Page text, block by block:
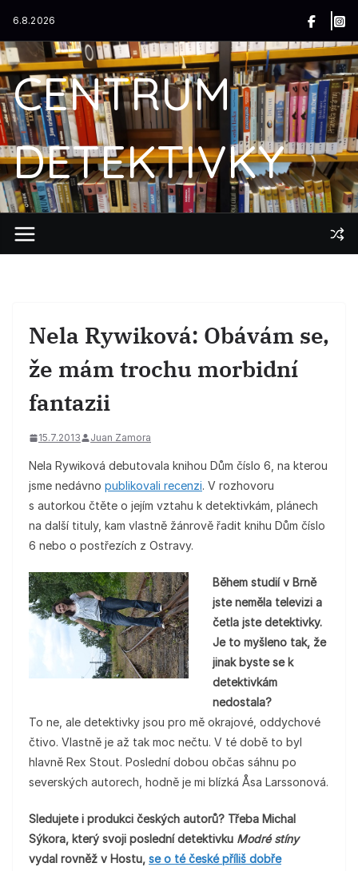
obsah
6.8.2026
CENTRUM
DETEKTIVKY
Nela Rywiková: Obávám se,
že mám trochu morbidní
fantazii
15.7.2013 Juan Zamora
Nela Rywiková debutovala knihou Dům číslo 6, na kterou
jsme nedávno publikovali recenzi. V rozhovoru
s autorkou čtěte o jejím vztahu k detektivkám, plánech
na další tituly, kam vlastně žánrově řadit knihu Dům číslo
6 nebo o postřezích z Ostravy.
Během studií v Brně
jste neměla televizi a
četla jste detektivky.
Je to myšleno tak, že
jinak byste se k
detektivkám
nedostala?
To ne, ale detektivky jsou pro mě okrajové, oddychové
čtivo. Vlastně je až tak moc nečtu. V té době to byl
hlavně Rex Stout. Poslední dobou občas sáhnu po
severských autorech, hodně je mi blízká Åsa Larssonová.
Sledujete i produkci českých autorů? Třeba Michal
Sýkora, který svoji poslední detektivku Modré stíny
vydal rovněž v Hostu, se o té české příliš dobře